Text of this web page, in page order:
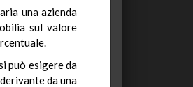
una azienda
sul valore
può esigere da
da una